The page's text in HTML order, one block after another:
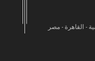
- القاهرة - مصر